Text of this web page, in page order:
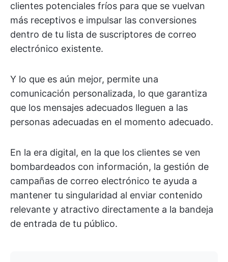
clientes potenciales fríos para que se vuelvan
más receptivos e impulsar las conversiones
dentro de tu lista de suscriptores de correo
electrónico existente.
Y lo que es aún mejor, permite una
comunicación personalizada, lo que garantiza
que los mensajes adecuados lleguen a las
personas adecuadas en el momento adecuado.
En la era digital, en la que los clientes se ven
bombardeados con información, la gestión de
campañas de correo electrónico te ayuda a
mantener tu singularidad al enviar contenido
relevante y atractivo directamente a la bandeja
de entrada de tu público.